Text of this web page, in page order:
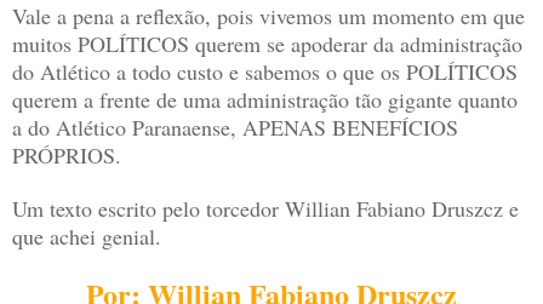
Vale a pena a reflexão, pois vivemos um momento em que
muitos POLÍTICOS querem se apoderar da administração
do Atlético a todo custo e sabemos o que os POLÍTICOS
querem a frente de uma administração tão gigante quanto
a do Atlético Paranaense, APENAS BENEFÍCIOS
PRÓPRIOS.
Um texto escrito pelo torcedor Willian Fabiano Druszcz e
que achei genial.
Por: Willian Fabiano Druszcz